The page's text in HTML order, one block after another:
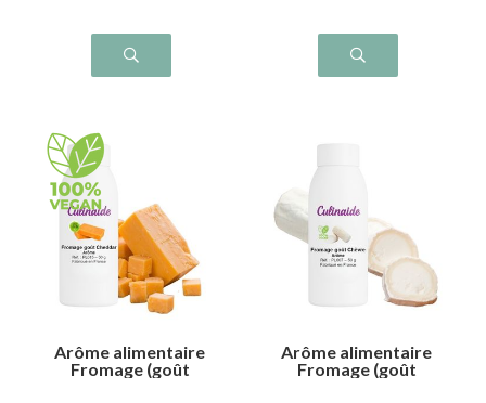
Arôme alimentaire
Fromage (goût
Arôme alimentaire
Fromage (goût